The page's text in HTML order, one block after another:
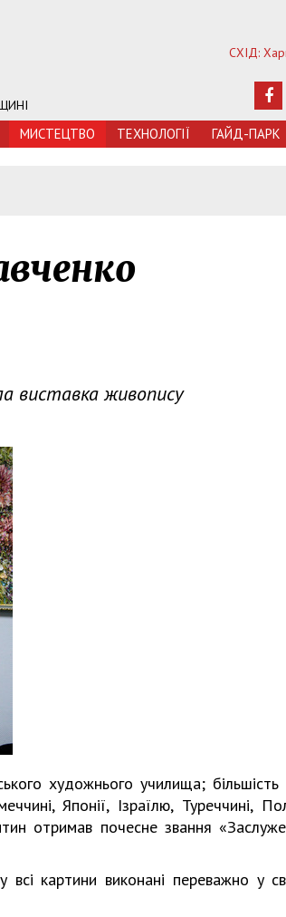
СХІД:
МИСТЕЦТВО ТЕХНОЛОГIЇ ГАЙД-ПАРК
виставка живопису
художнього училища; більшість
Японії, Ізраїлю, Туреччині,
отримав почесне звання
картини виконані переважно у